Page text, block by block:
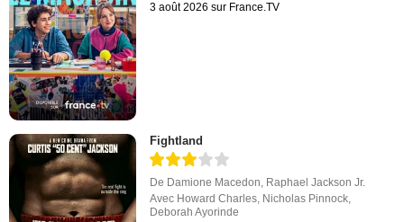
3 août 2026 sur France.TV
Fightland
De Damione Macedon Raphael Jackson Jr.
Avec Howard Charles Nicholas Pinnock
Deborah Ayorinde